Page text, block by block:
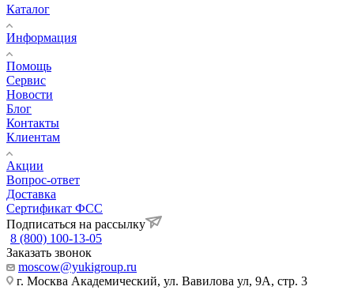
Каталог
Информация
Помощь
Сервис
Новости
Блог
Контакты
Клиентам
Акции
Вопрос-ответ
Доставка
Сертификат ФСС
Подписаться на рассылку
8 (800) 100-13-05
Заказать звонок
moscow@yukigroup.ru
г. Москва Академический, ул. Вавилова ул, 9А, стр. 3